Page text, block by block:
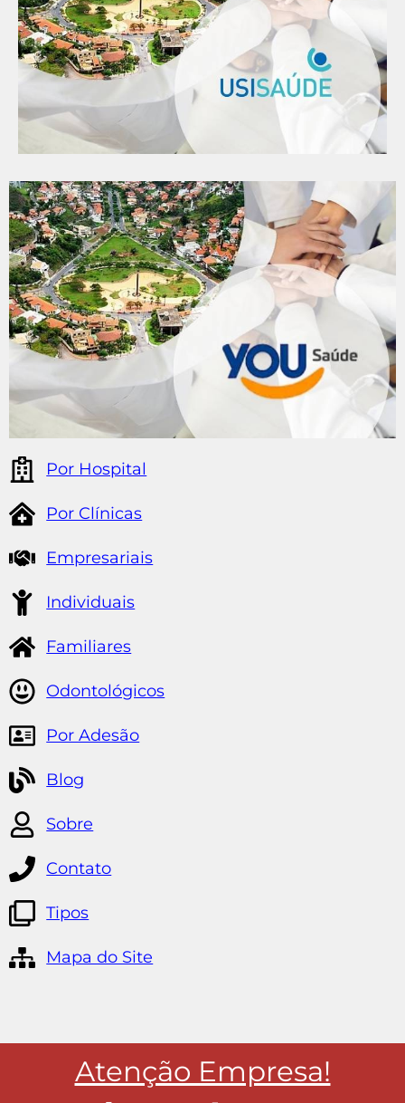
Por Hospital
Por Clínicas
Empresariais
Individuais
Familiares
Odontológicos
Por Adesão
Blog
Sobre
Contato
Tipos
Mapa do Site
Atenção Empresa!